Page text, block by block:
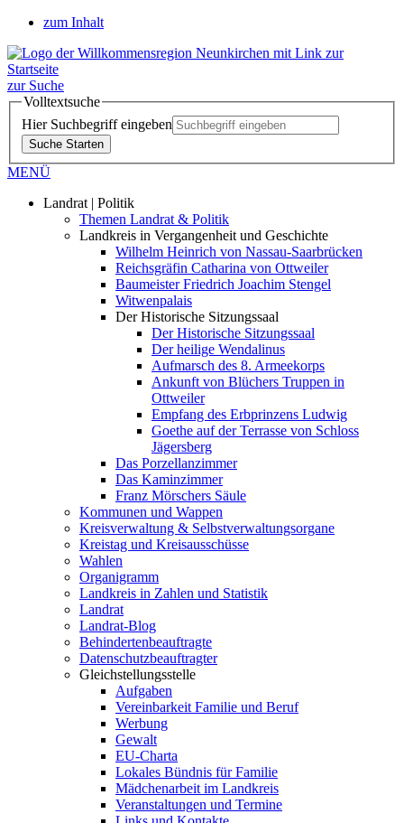
zum Inhalt
zur Suche
Volltextsuche
Hier Suchbegriff eingeben
Suche Starten
MENÜ
Landrat | Politik
Themen Landrat & Politik
Landkreis in Vergangenheit und Geschichte
Wilhelm Heinrich von Nassau-Saarbrücken
Reichsgräfin Catharina von Ottweiler
Baumeister Friedrich Joachim Stengel
Witwenpalais
Der Historische Sitzungssaal
Der Historische Sitzungssaal
Der heilige Wendalinus
Aufmarsch des 8. Armeekorps
Ankunft von Blüchers Truppen in
Ottweiler
Empfang des Erbprinzens Ludwig
Goethe auf der Terrasse von Schloss
Jägersberg
Das Porzellanzimmer
Das Kaminzimmer
Franz Mörschers Säule
Kommunen und Wappen
Kreisverwaltung & Selbstverwaltungsorgane
Kreistag und Kreisausschüsse
Wahlen
Organigramm
Landkreis in Zahlen und Statistik
Landrat
Landrat-Blog
Behindertenbeauftragte
Datenschutzbeauftragter
Gleichstellungsstelle
Aufgaben
Vereinbarkeit Familie und Beruf
Werbung
Gewalt
EU-Charta
Lokales Bündnis für Familie
Mädchenarbeit im Landkreis
Veranstaltungen und Termine